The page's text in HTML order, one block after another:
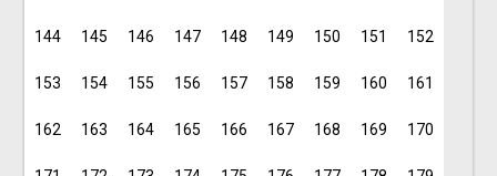
144 145 146 147 148 149 150 151 152
153 154 155 156 157 158 159 160 161
162 163 164 165 166 167 168 169 170